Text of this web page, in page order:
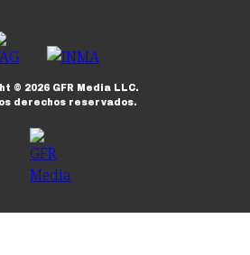
© 2026GFR Media LLC.
derechos reservados.